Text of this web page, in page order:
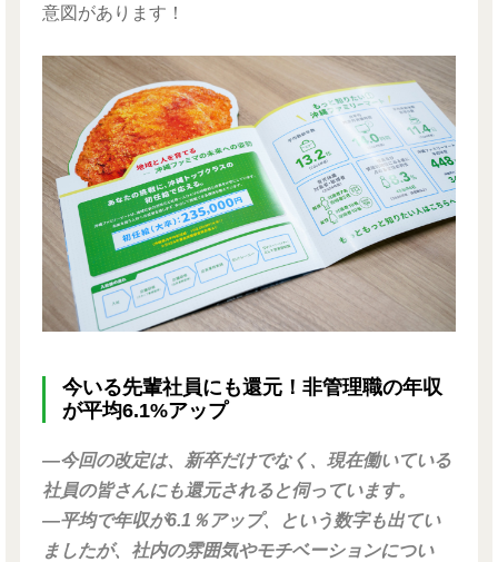
意図があります！
今いる先輩社員にも還元！非管理職の年収
が平均6.1%アップ
―今回の改定は、新卒だけでなく、現在働いている
社員の皆さんにも還元されると伺っています。
―平均で年収が6.1％アップ、という数字も出てい
ましたが、社内の雰囲気やモチベーションについ